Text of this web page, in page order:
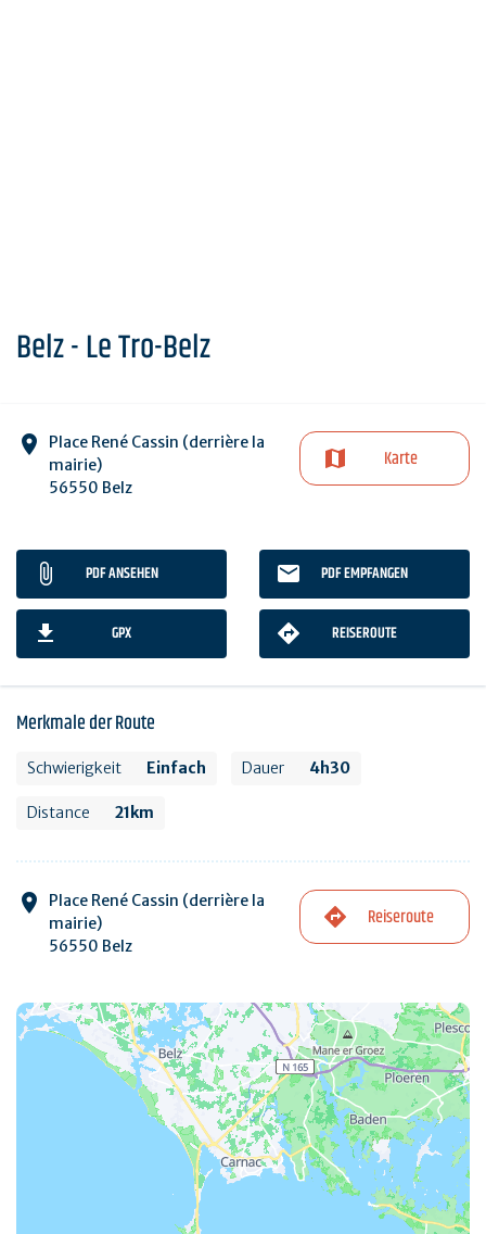
Belz - Le Tro-Belz
Place René Cassin (derrière la
mairie)
56550 Belz
Karte
PDF ANSEHEN PDF EMPFANGEN
GPX REISEROUTE
Merkmale der Route
Schwierigkeit Einfach Dauer 4h30
Distance 21km
Place René Cassin (derrière la
mairie)
56550 Belz
Reiseroute